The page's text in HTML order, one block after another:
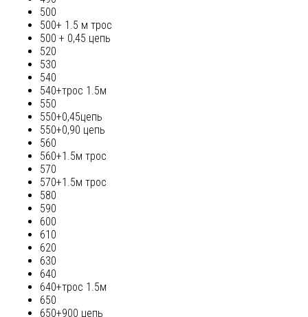
500
500+ 1.5 м трос
500 + 0,45 цепь
520
530
540
540+трос 1.5м
550
550+0,45цепь
550+0,90 цепь
560
560+1.5м трос
570
570+1.5м трос
580
590
600
610
620
630
640
640+трос 1.5м
650
650+900 цепь